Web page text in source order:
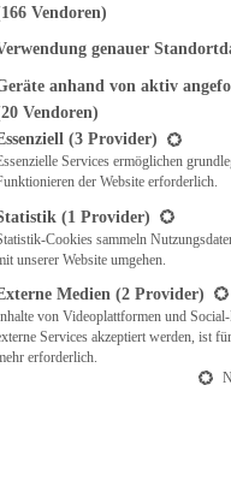
Vendoren)
genauer
anhand von aktiv
Vendoren)
eine Liste der Service-
(3 Provider)
Services ermöglichen
der Website erforderlich.
(1 Provider)
Cookies sammeln
unserer Website umgehen.
Medien (2 Provider)
von Videoplattformen und
Services akzeptiert werden, ist
erforderlich.